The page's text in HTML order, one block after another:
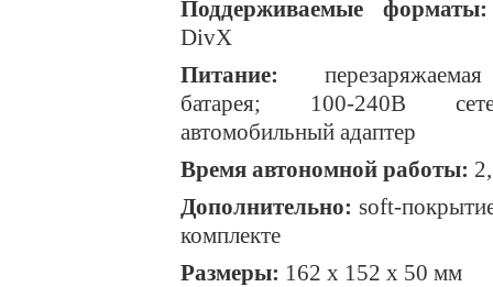
Поддерживаемые форматы:
DivX
Питание:
батарея; 100-240В
автомобильный адаптер
Время автономной работы:
Дополнительно: soft-
комплекте
Размеры: 162 х 152 х 50 мм